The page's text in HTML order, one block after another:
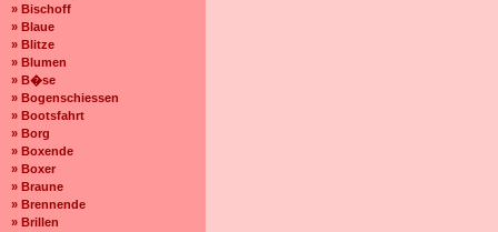
» Bischoff
» Blaue
» Blitze
» Blumen
» B�se
» Bogenschiessen
» Bootsfahrt
» Borg
» Boxende
» Boxer
» Braune
» Brennende
» Brillen